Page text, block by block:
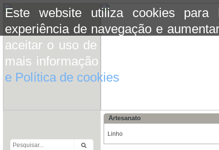
Este website utiliza cookies para
experiência de navegação e
aceitar o uso de cookies basta
mais informação consulte a
e Política de cookies
Artesanato
Linho